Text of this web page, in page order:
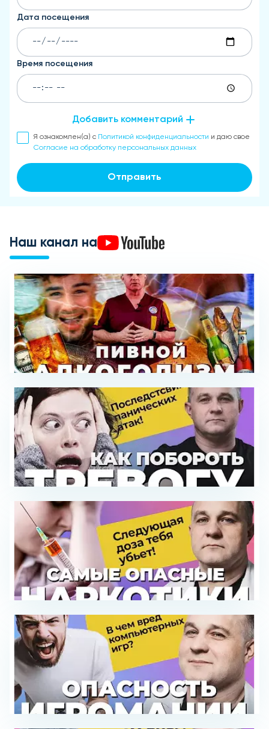
Дата посещения
Время посещения
Добавить комментарий
Я ознакомлен(а) с Политикой конфиденциальности и даю свое
Согласие на обработку персональных данных
Отправить
Наш канал на